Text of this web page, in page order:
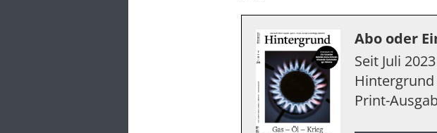
Abo oder
Seit Juli
Print-